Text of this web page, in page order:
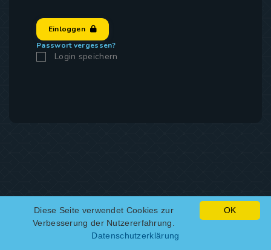
Einloggen
Passwort vergessen?
Login speichern
OK
Diese Seite verwendet Cookies zur
Verbesserung der Nutzererfahrung.
Datenschutzerklärung